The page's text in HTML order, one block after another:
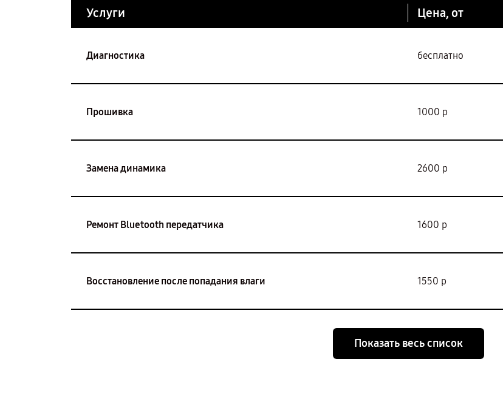
Услуги Цена, от
Диагностика бесплатно
Прошивка 1000 р
Замена динамика 2600 р
Ремонт Bluetooth передатчика 1600 р
Восстановление после попадания влаги 1550 р
Показать весь список